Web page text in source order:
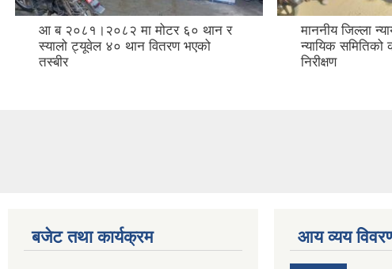
आ ब २०८१।२०८२ मा मोटर ६० थान र
स्यालो ट्यूवेल ४० थान वितरण भएको
तस्बीर
माननीय जिल्ला
न्यायिक समितिको
निरीक्षण
बजेट तथा कार्यक्रम आय व्यय